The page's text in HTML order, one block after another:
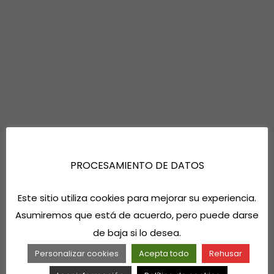
PROCESAMIENTO DE DATOS
Este sitio utiliza cookies para mejorar su experiencia.
Asumiremos que está de acuerdo, pero puede darse
de baja si lo desea.
Personalizar cookies Acepta todo
Rehusar